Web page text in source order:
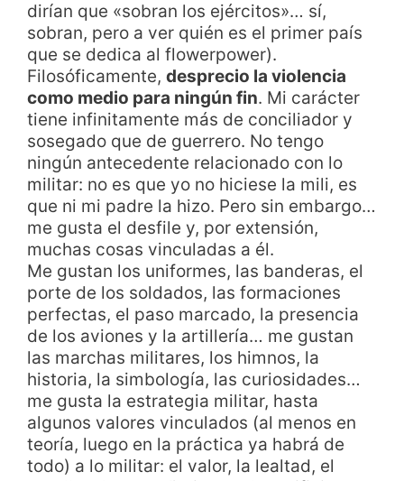
dirían que «sobran los ejércitos»… sí,
sobran, pero a ver quién es el primer país
que se dedica al flowerpower).
Filosóficamente, desprecio la violencia
como medio para ningún fin. Mi carácter
tiene infinitamente más de conciliador y
sosegado que de guerrero. No tengo
ningún antecedente relacionado con lo
militar: no es que yo no hiciese la mili, es
que ni mi padre la hizo. Pero sin embargo…
me gusta el desfile y, por extensión,
muchas cosas vinculadas a él.
Me gustan los uniformes, las banderas, el
porte de los soldados, las formaciones
perfectas, el paso marcado, la presencia
de los aviones y la artillería… me gustan
las marchas militares, los himnos, la
historia, la simbología, las curiosidades…
me gusta la estrategia militar, hasta
algunos valores vinculados (al menos en
teoría, luego en la práctica ya habrá de
todo) a lo militar: el valor, la lealtad, el